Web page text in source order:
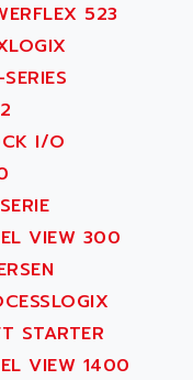
523
I/O
VIEW 300
STARTER
VIEW 1400